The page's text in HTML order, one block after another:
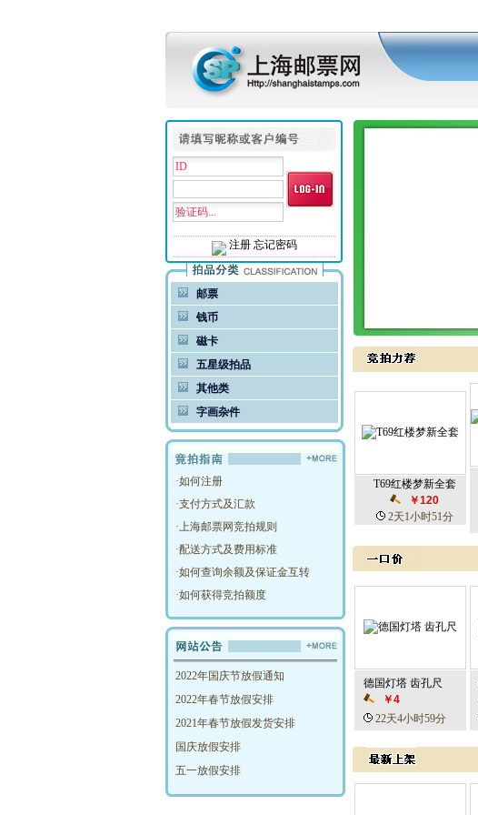
注册 忘记密码
邮票
钱币
磁卡
五星级拍品
其他类
字画杂件
·如何注册
·支付方式及汇款
·上海邮票网竞拍规则
·配送方式及费用标准
·如何查询余额及保证金互转
·如何获得竞拍额度
2022年国庆节放假通知
2022年春节放假安排
2021年春节放假发货安排
国庆放假安排
五一放假安排
T69红楼梦新全套
￥120
2天1小时51分
德国灯塔 齿孔尺
￥4
22天4小时59分